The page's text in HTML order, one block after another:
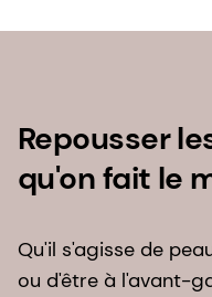
Repousser
qu'on fait le
Qu'il s'agisse de
ou d'être à l'avant-